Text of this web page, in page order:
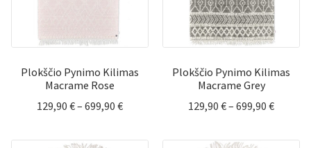
Plokščio Pynimo Kilimas
Macrame Rose
129,90 €– 699,90 €Price
129,90 €
Plokščio Pynimo Kilimas
Macrame Grey
129,90 €– 699,90 €Price
129,90 €